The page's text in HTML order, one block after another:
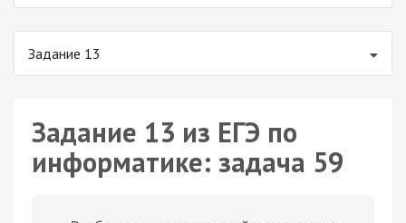
Задание 13
Задание 13 из ЕГЭ по
информатике: задача 59